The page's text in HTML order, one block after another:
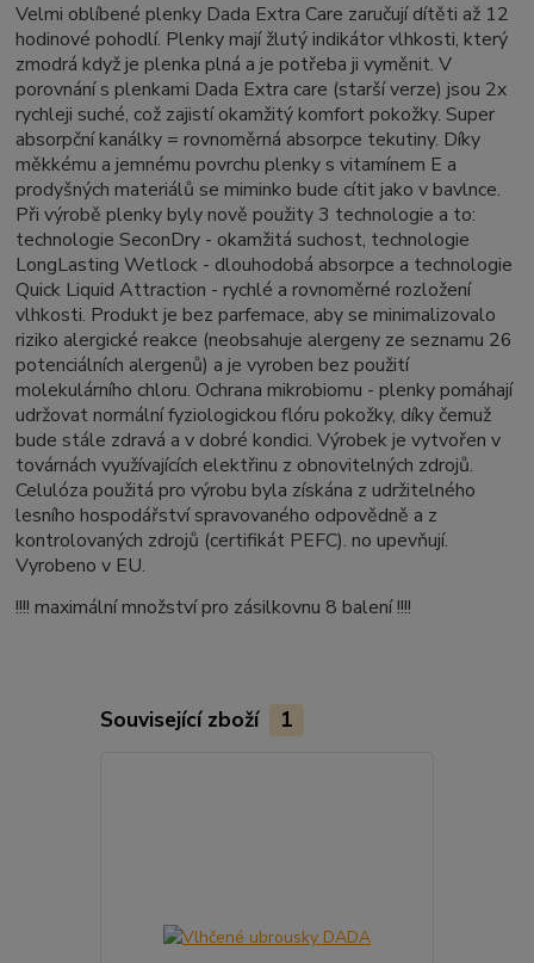
Velmi oblíbené plenky Dada Extra Care zaručují dítěti až 12
hodinové pohodlí. Plenky mají žlutý indikátor vlhkosti, který
zmodrá když je plenka plná a je potřeba ji vyměnit. V
porovnání s plenkami Dada Extra care (starší verze) jsou 2x
rychleji suché, což zajistí okamžitý komfort pokožky. Super
absorpční kanálky = rovnoměrná absorpce tekutiny. Díky
měkkému a jemnému povrchu plenky s vitamínem E a
prodyšných materiálů se miminko bude cítit jako v bavlnce.
Při výrobě plenky byly nově použity 3 technologie a to:
technologie SeconDry - okamžitá suchost, technologie
LongLasting Wetlock - dlouhodobá absorpce a technologie
Quick Liquid Attraction - rychlé a rovnoměrné rozložení
vlhkosti. Produkt je bez parfemace, aby se minimalizovalo
riziko alergické reakce (neobsahuje alergeny ze seznamu 26
potenciálních alergenů) a je vyroben bez použití
molekulárního chloru. Ochrana mikrobiomu - plenky pomáhají
udržovat normální fyziologickou flóru pokožky, díky čemuž
bude stále zdravá a v dobré kondici. Výrobek je vytvořen v
továrnách využívajících elektřinu z obnovitelných zdrojů.
Celulóza použitá pro výrobu byla získána z udržitelného
lesního hospodářství spravovaného odpovědně a z
kontrolovaných zdrojů (certifikát PEFC). no upevňují.
Vyrobeno v EU.
!!!! maximální množství pro zásilkovnu 8 balení !!!!
Související zboží 1